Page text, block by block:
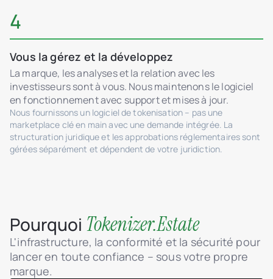
4
Vous la gérez et la développez
La marque, les analyses et la relation avec les
investisseurs sont à vous. Nous maintenons le logiciel
en fonctionnement avec support et mises à jour.
Nous fournissons un logiciel de tokenisation – pas une
marketplace clé en main avec une demande intégrée. La
structuration juridique et les approbations réglementaires sont
gérées séparément et dépendent de votre juridiction.
Pourquoi Tokenizer.Estate
L'infrastructure, la conformité et la sécurité pour
lancer en toute confiance – sous votre propre
marque.